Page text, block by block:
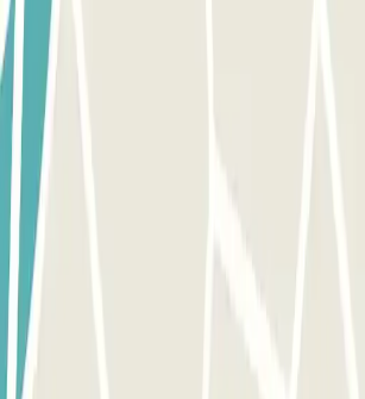
Estatal SS1. Entre los servicios que
Boccea di Carlo Angiolino ofrece a sus
de paraguas en caso de lluvia y la cobertura